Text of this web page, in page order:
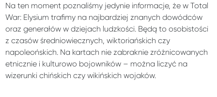
Na ten moment poznaliśmy jedynie informacje, że w Total
War: Elysium trafimy na najbardziej znanych dowódców
oraz generałów w dziejach ludzkości. Będą to osobistości
z czasów średniowiecznych, wiktoriańskich czy
napoleońskich. Na kartach nie zabraknie zróżnicowanych
etnicznie i kulturowo bojowników – można liczyć na
wizerunki chińskich czy wikińskich wojaków.